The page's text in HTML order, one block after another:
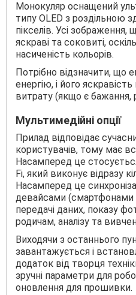
Монокуляр оснащений
типу OLED з роздільною
пікселів. Усі
яскраві та соковиті,
насиченість кольорів.
Потрібно відзначити, що
енергію, і його
витрату (якщо є бажання,
Мультимедійні опції
Прилад відповідає
користувачів, тому має
Насамперед це
Fi, який виконує відразу
Насамперед це
девайсами (смартфонами
передачі даних, показу
родичам, аналізу та
Виходячи з останнього
завантажується і
додаток від творця
зручні параметри для
оновлення для прошивки.